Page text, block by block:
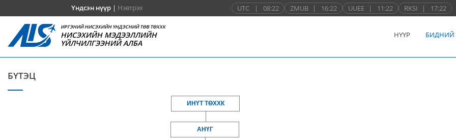
Үндсэн нүүр| Нэвтрэх UTC | 08:22 ZMUB | 16:22 UUEE | 11:22 RKSI | 17:22
ИРГЭНИЙ НИСЭХИЙН ҮНДЭСНИЙ ТӨВ ТӨХХК
НИСЭХИЙН МЭДЭЭЛЛИЙН
ҮЙЛЧИЛГЭЭНИЙ АЛБА
НҮҮР БИДНИЙ
БҮТЭЦ
ИНҮТ ТӨХХК
АНҮГ